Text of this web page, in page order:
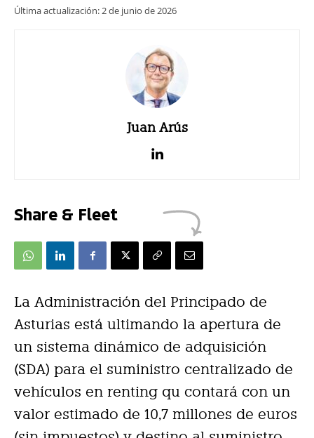
Última actualización:2 de junio de 2026
Juan Arús
Share & Fleet
La Administración del Principado de
Asturias está ultimando la apertura de
un sistema dinámico de adquisición
(SDA) para el suministro centralizado de
vehículos en renting qu contará con un
valor estimado de 10,7 millones de euros